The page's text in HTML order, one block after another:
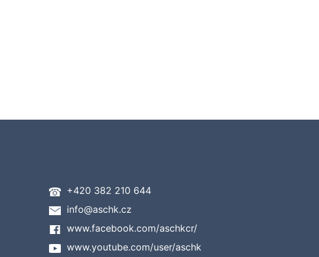
+420 382 210 644
info@aschk.cz
www.facebook.com/aschkcr/
www.youtube.com/user/aschk